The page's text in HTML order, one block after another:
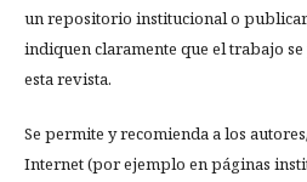
un repositorio institucional o
indiquen claramente que el trabajo
esta revista.
Se permite y recomienda a los
Internet (por ejemplo en páginas